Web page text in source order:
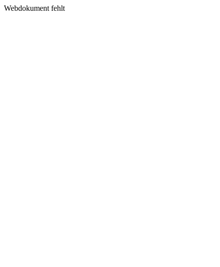
Webdokument fehlt